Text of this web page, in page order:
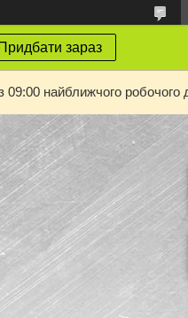
Придбати зараз
найближчого робочого